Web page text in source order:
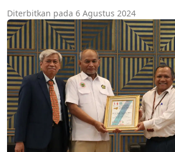
Diterbitkan pada 6 Agustus 2024